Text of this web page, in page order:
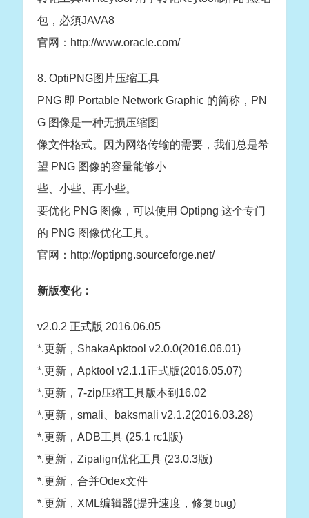
包，必須JAVA8
官网：http://www.oracle.com/
8. OptiPNG图片压缩工具
PNG 即 Portable Network Graphic 的简称，PN
G 图像是一种无损压缩图
像文件格式。因为网络传输的需要，我们总是希
望 PNG 图像的容量能够小
些、小些、再小些。
要优化 PNG 图像，可以使用 Optipng 这个专门
的 PNG 图像优化工具。
官网：http://optipng.sourceforge.net/
新版变化：
v2.0.2 正式版 2016.06.05
*.更新，ShakaApktool v2.0.0(2016.06.01)
*.更新，Apktool v2.1.1正式版(2016.05.07)
*.更新，7-zip压缩工具版本到16.02
*.更新，smali、baksmali v2.1.2(2016.03.28)
*.更新，ADB工具 (25.1 rc1版)
*.更新，Zipalign优化工具 (23.0.3版)
*.更新，合并Odex文件
*.更新，XML编辑器(提升速度，修复bug)